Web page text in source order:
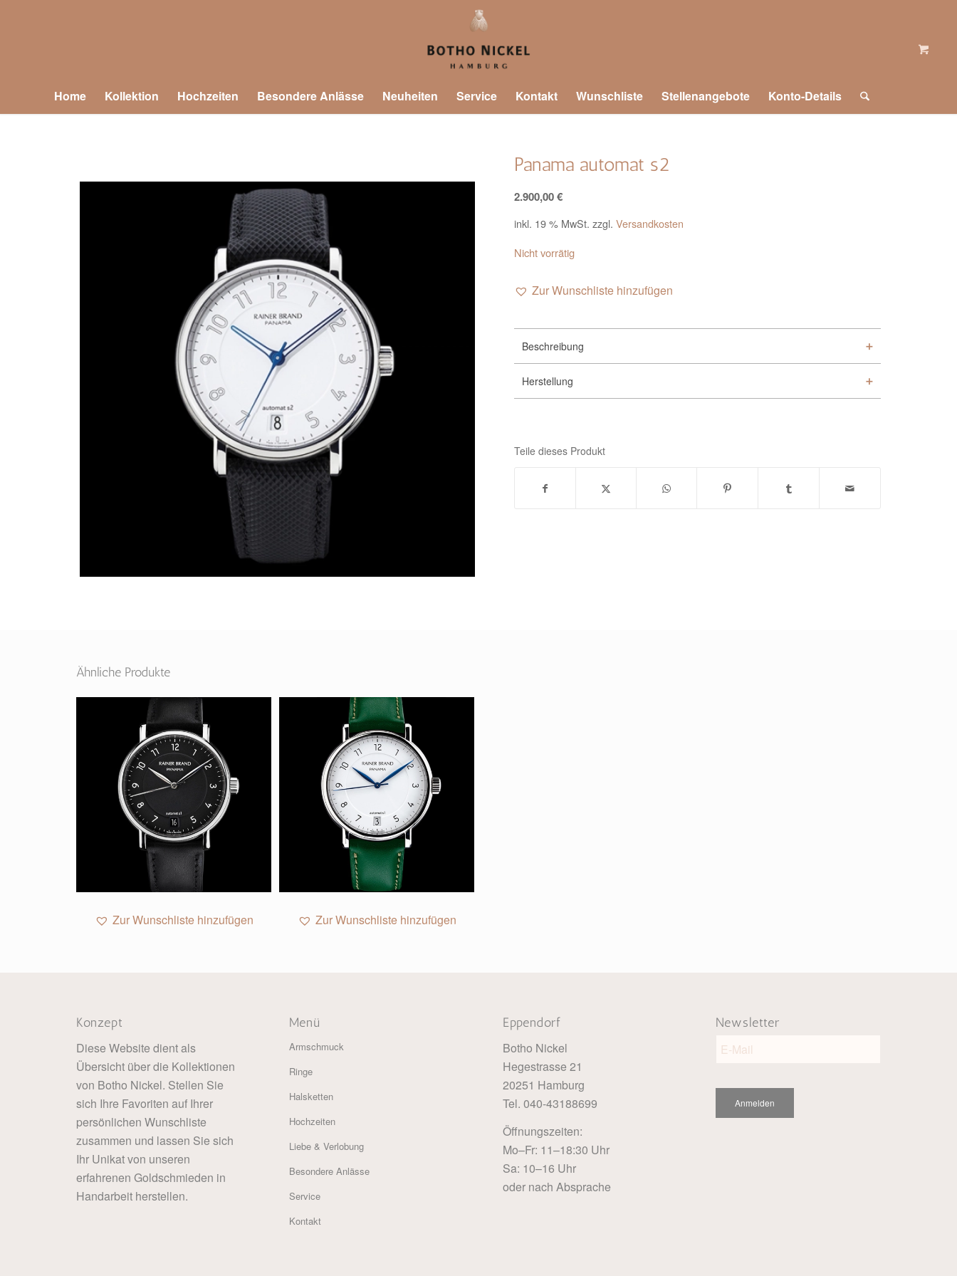
Home Kollektion Hochzeiten Besondere Anlässe Neuheiten Service Kontakt Wunschliste Stellenangebote Konto-Details
Panama automat s2
2.900,00€
inkl. 19 % MwSt. zzgl. Versandkosten
Nicht vorrätig
Zur Wunschliste hinzufügen
Beschreibung
Herstellung
Teile dieses Produkt
Ähnliche Produkte
Zur Wunschliste hinzufügen Zur Wunschliste hinzufügen
Konzept
Diese Website dient als
Übersicht über die Kollektionen
von Botho Nickel. Stellen Sie
sich Ihre Favoriten auf Ihrer
persönlichen Wunschliste
zusammen und lassen Sie sich
Ihr Unikat von unseren
erfahrenen Goldschmieden in
Handarbeit herstellen.
Menü
Armschmuck
Ringe
Halsketten
Hochzeiten
Liebe & Verlobung
Besondere Anlässe
Service
Kontakt
Eppendorf
Botho Nickel
Hegestrasse 21
20251 Hamburg
Tel. 040-43188699
Öffnungszeiten:
Mo–Fr: 11–18:30 Uhr
Sa: 10–16 Uhr
oder nach Absprache
Newsletter
Anmelden